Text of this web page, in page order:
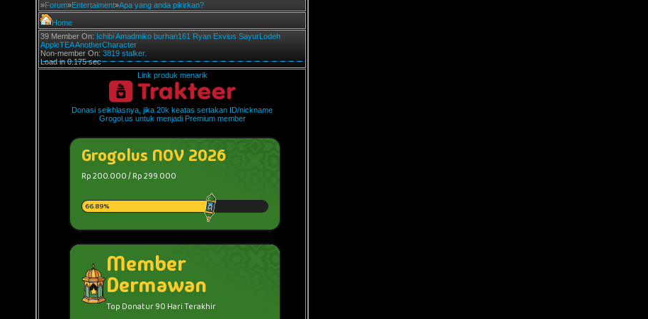
»Forum»Entertaiment»Apa yang anda pikirkan?
Home
39 Member On: IchibiAmadmiko burhan161 Ryan Exvius SayurLodeh
AppleTEAAnotherCharacter
Non-member On: 3819 stalker.
Load in 0.175 sec
Link produk menarik
Donasi seikhlasnya, jika 20k keatas sertakan ID/nickname
Grogol.us untuk menjadi Premium member